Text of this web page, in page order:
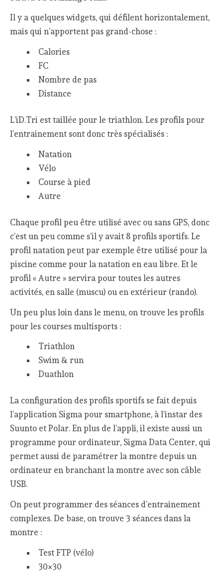
Il y a quelques widgets, qui défilent horizontalement,
mais qui n’apportent pas grand-chose :
Calories
FC
Nombre de pas
Distance
L’iD.Tri est taillée pour le triathlon. Les profils pour
l’entrainement sont donc très spécialisés :
Natation
Vélo
Course à pied
Autre
Chaque profil peu être utilisé avec ou sans GPS, donc
c’est un peu comme s’il y avait 8 profils sportifs. Le
profil natation peut par exemple être utilisé pour la
piscine comme pour la natation en eau libre. Et le
profil « Autre » servira pour toutes les autres
activités, en salle (muscu) ou en extérieur (rando).
Un peu plus loin dans le menu, on trouve les profils
pour les courses multisports :
Triathlon
Swim & run
Duathlon
La configuration des profils sportifs se fait depuis
l’application Sigma pour smartphone, à l’instar des
Suunto et Polar. En plus de l’appli, il existe aussi un
programme pour ordinateur, Sigma Data Center, qui
permet aussi de paramétrer la montre depuis un
ordinateur en branchant la montre avec son câble
USB.
On peut programmer des séances d’entrainement
complexes. De base, on trouve 3 séances dans la
montre :
Test FTP (vélo)
30×30